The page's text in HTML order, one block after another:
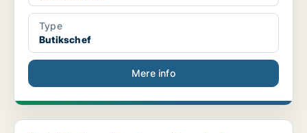
Type
Butikschef
Mere info
Data Platform Engineer (Resolve)